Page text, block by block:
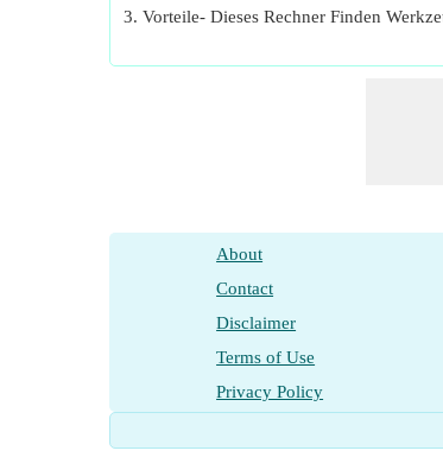
3. Vorteile- Dieses Rechner Finden
About
Contact
Disclaimer
Terms of Use
Privacy Policy